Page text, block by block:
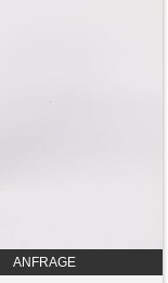
ANFRAGE